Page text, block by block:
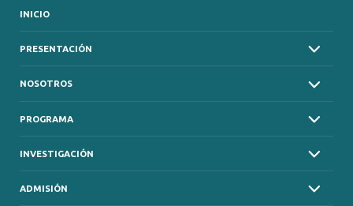
INICIO
PRESENTACIÓN
NOSOTROS
PROGRAMA
INVESTIGACIÓN
ADMISIÓN